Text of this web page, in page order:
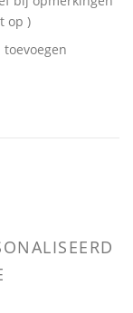
op )